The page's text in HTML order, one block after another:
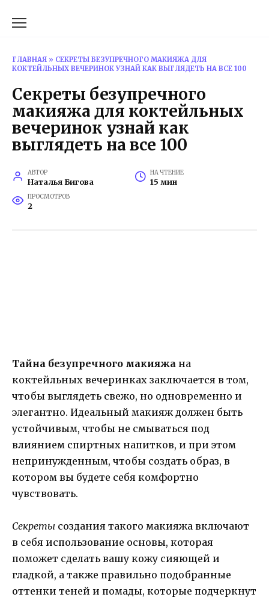
ГЛАВНАЯ » СЕКРЕТЫ БЕЗУПРЕЧНОГО МАКИЯЖА ДЛЯ
КОКТЕЙЛЬНЫХ ВЕЧЕРИНОК УЗНАЙ КАК ВЫГЛЯДЕТЬ НА ВСЕ 100
Секреты безупречного
макияжа для коктейльных
вечеринок узнай как
выглядеть на все 100
АВТОР
Наталья Бигова
НА ЧТЕНИЕ
15 мин
ПРОСМОТРОВ
2
Тайна безупречного макияжа на
коктейльных вечеринках заключается в том,
чтобы выглядеть свежо, но одновременно и
элегантно. Идеальный макияж должен быть
устойчивым, чтобы не смываться под
влиянием спиртных напитков, и при этом
непринужденным, чтобы создать образ, в
котором вы будете себя комфортно
чувствовать.
Секреты создания такого макияжа включают
в себя использование основы, которая
поможет сделать вашу кожу сияющей и
гладкой, а также правильно подобранные
оттенки теней и помады, которые подчеркнут